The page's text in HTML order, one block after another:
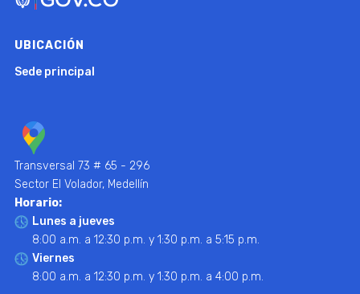
UBICACIÓN
Sede principal
Transversal 73 # 65 - 296
Sector El Volador, Medellín
Horario:
Lunes a jueves
8:00 a.m. a 12:30 p.m. y 1:30 p.m. a 5:15 p.m.
Viernes
8:00 a.m. a 12:30 p.m. y 1:30 p.m. a 4:00 p.m.